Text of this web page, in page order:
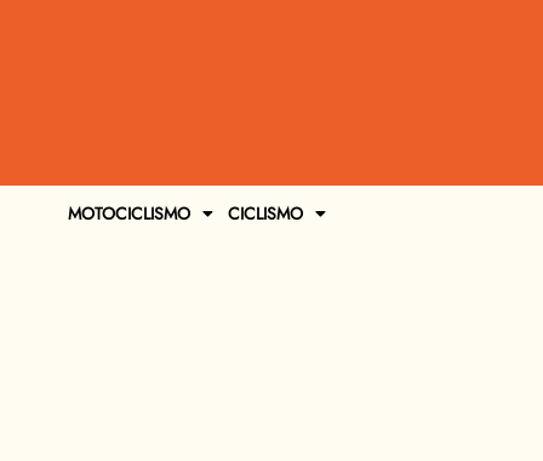
MOTOCICLISMO CICLISMO